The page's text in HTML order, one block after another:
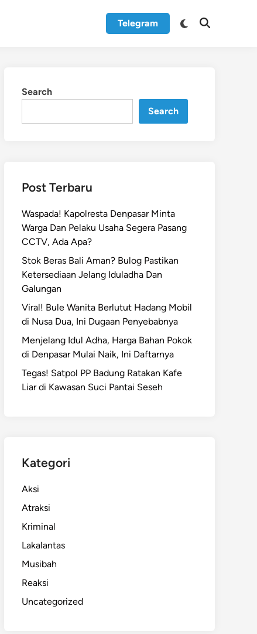
Telegram
Switch
Open
Search
Search
Post Terbaru
Waspada! Kapolresta Denpasar Minta
Warga Dan Pelaku Usaha Segera Pasang
CCTV, Ada Apa?
Stok Beras Bali Aman? Bulog Pastikan
Ketersediaan Jelang Iduladha Dan
Galungan
Viral! Bule Wanita Berlutut Hadang Mobil
di Nusa Dua, Ini Dugaan Penyebabnya
Menjelang Idul Adha, Harga Bahan Pokok
di Denpasar Mulai Naik, Ini Daftarnya
Tegas! Satpol PP Badung Ratakan Kafe
Liar di Kawasan Suci Pantai Seseh
Kategori
Aksi
Atraksi
Kriminal
Lakalantas
Musibah
Reaksi
Uncategorized